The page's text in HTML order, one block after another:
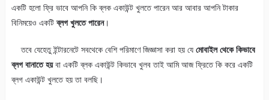
একটি হলো ফ্রি ভাবে আপনি কি ব্লক একাউন্ট খুলতে পারেন আর আবার আপনি টাকার
বিনিময়েও একটিব্লগ খুলতে পারেন।
তবে যেহেতু ইন্টারনেটে সবথেকে বেশি পরিমাণে জিজ্ঞাসা করা হয় যে মোবাইল থেকে কিভাবে
ব্লগ বানাতে হয়বা একটি ব্লক একাউন্ট কিভাবে খুলব তাই আমি আজ ফ্রিতে কি করে একটি
ব্লগ একাউন্ট খুলতে হয় তা বলছি।